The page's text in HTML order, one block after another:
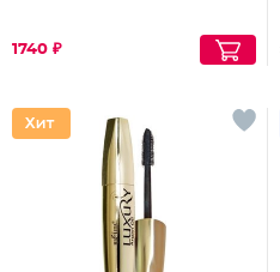
1740 ₽